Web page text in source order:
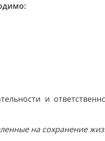
и
на сохранение